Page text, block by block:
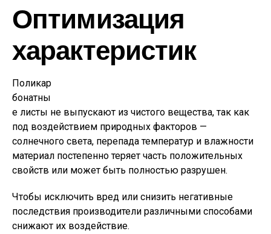
Оптимизация
характеристик
Поликар
бонатны
е листы не выпускают из чистого вещества, так как
под воздействием природных факторов —
солнечного света, перепада температур и влажности
материал постепенно теряет часть положительных
свойств или может быть полностью разрушен.
Чтобы исключить вред или снизить негативные
последствия производители различными способами
снижают их воздействие.